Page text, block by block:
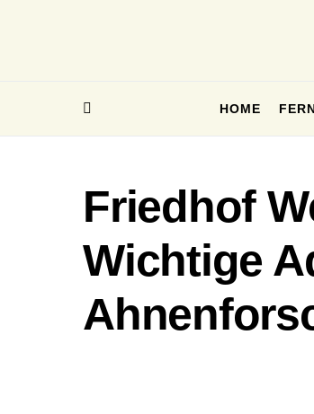
HOME
Friedhof
Wichtige